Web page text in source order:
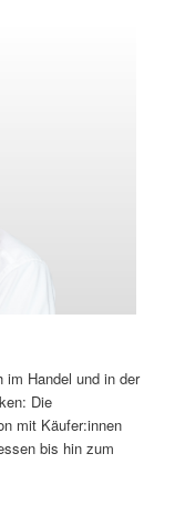
Handel und in der
Die
mit Käufer:innen
bis hin zum